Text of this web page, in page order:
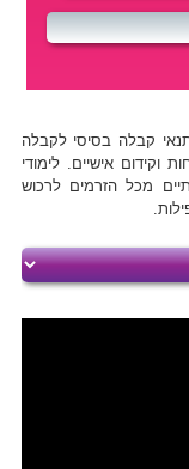
תנאי קבלה בסיסי לקבלה
אישיים. לימודי
מכל הזרמים לרכוש